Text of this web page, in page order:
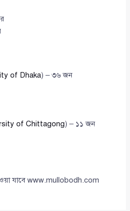
of Dhaka) – ৩৬ জন
of Chittagong) – ১১ জন
যাবে www.mullobodh.com